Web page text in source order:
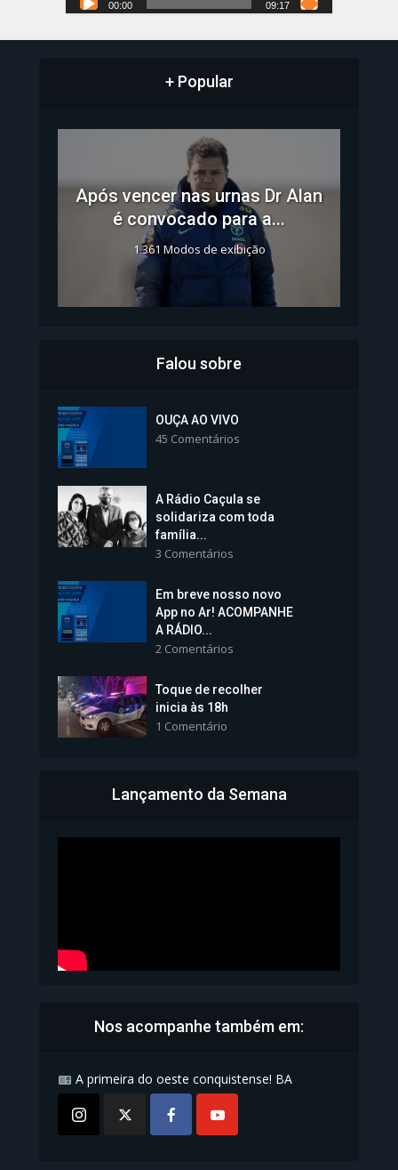
00:00 09:17
+ Popular
Após vencer nas urnas Dr Alan
é convocado para a...
1.361 Modos de exibição
Colégios da Polícia...
Vice-Prefeita Sheila Lemos
tomará posse nesta...
1.101 Modos de exibição
Bahia inicia emissão da
Falou sobre
OUÇA AO VIVO
45 Comentários
A Rádio Caçula se
solidariza com toda
família...
3 Comentários
Em breve nosso novo
App no Ar! ACOMPANHE
A RÁDIO...
2 Comentários
Toque de recolher
inicia às 18h
1 Comentário
Lançamento da Semana
Nos acompanhe também em:
A primeira do oeste conquistense! BA